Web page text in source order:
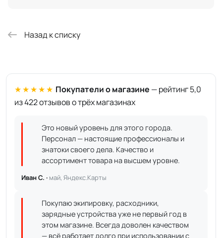
Назад к списку
★★★★★ Покупатели о магазине — рейтинг 5,0
из 422 отзывов о трёх магазинах
Это новый уровень для этого города.
Персонал — настоящие профессионалы и
знатоки своего дела. Качество и
ассортимент товара на высшем уровне.
Иван С. · май, Яндекс.Карты
Покупаю экипировку, расходники,
зарядные устройства уже не первый год в
этом магазине. Всегда доволен качеством
— всё работает долго при использовании с